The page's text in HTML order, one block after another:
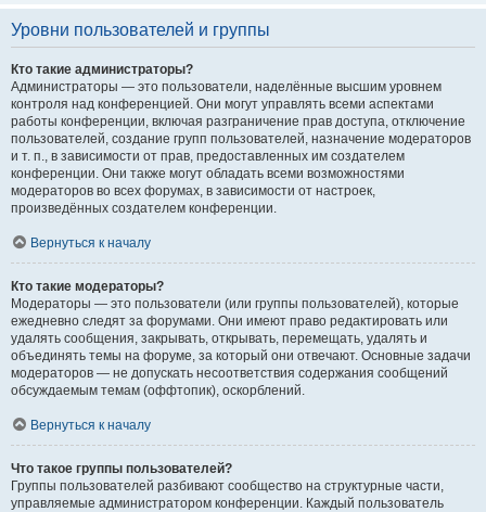
Уровни пользователей и группы
Кто такие администраторы?
Администраторы — это пользователи, наделённые высшим уровнем
контроля над конференцией. Они могут управлять всеми аспектами
работы конференции, включая разграничение прав доступа, отключение
пользователей, создание групп пользователей, назначение модераторов
и т. п., в зависимости от прав, предоставленных им создателем
конференции. Они также могут обладать всеми возможностями
модераторов во всех форумах, в зависимости от настроек,
произведённых создателем конференции.
Вернуться к началу
Кто такие модераторы?
Модераторы — это пользователи (или группы пользователей), которые
ежедневно следят за форумами. Они имеют право редактировать или
удалять сообщения, закрывать, открывать, перемещать, удалять и
объединять темы на форуме, за который они отвечают. Основные задачи
модераторов — не допускать несоответствия содержания сообщений
обсуждаемым темам (оффтопик), оскорблений.
Вернуться к началу
Что такое группы пользователей?
Группы пользователей разбивают сообщество на структурные части,
управляемые администратором конференции. Каждый пользователь